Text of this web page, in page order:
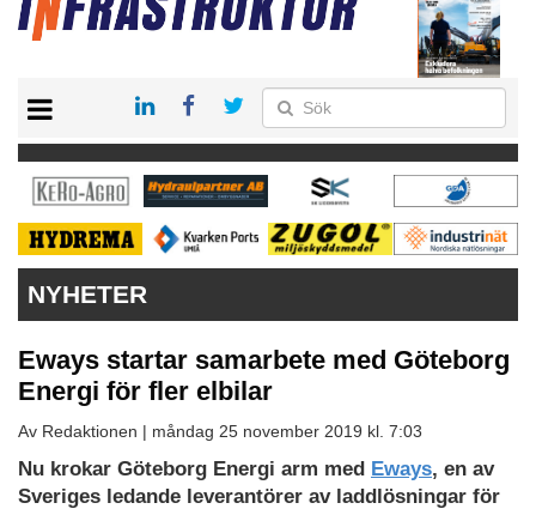
KONTAKT
VÅRA ANDRA MAGASIN
PRENUMERERA
ANNONSERA
NYHETER
Eways startar samarbete med Göteborg
Energi för fler elbilar
Av Redaktionen | måndag 25 november 2019 kl. 7:03
Nu krokar Göteborg Energi arm med Eways, en av
Sveriges ledande leverantörer av laddlösningar för